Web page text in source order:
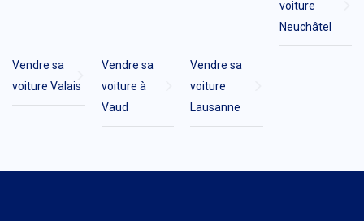
voiture
Neuchâtel
Vendre sa
voiture Valais
Vendre sa
voiture à
Vaud
Vendre sa
voiture
Lausanne